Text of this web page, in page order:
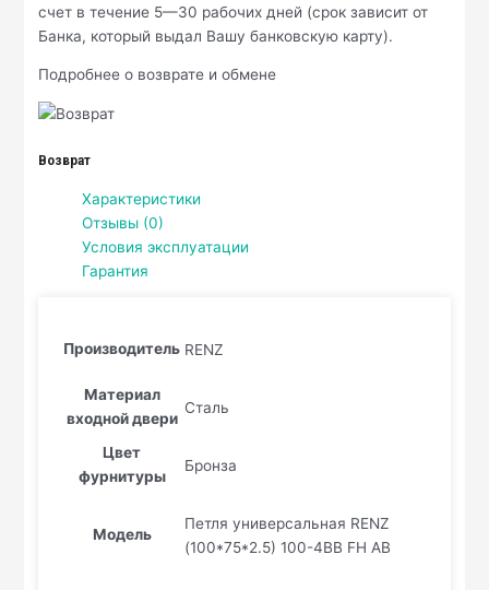
счет в течение 5—30 рабочих дней (срок зависит от
Банка, который выдал Вашу банковскую карту).
Подробнее о возврате и обмене
Возврат
Характеристики
Отзывы (0)
Условия эксплуатации
Гарантия
Производитель RENZ
Материал
входной двери
Сталь
Цвет
фурнитуры
Бронза
Модель
Петля универсальная RENZ
(100*75*2.5) 100-4BB FH AB